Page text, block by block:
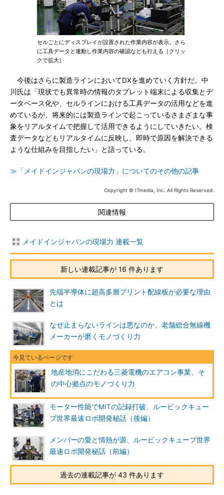
セルごとにディスプレイが設置された作業内容が表示。さら
に工具データと連動し作業内容の確認なども行える［クリッ
クで拡大］
今後はさらに製造ラインにおいてDXを進めていく方針だ。中
川氏は「現状でも異常時の情報のタブレット端末による収集とデ
ータベース化や、セルラインにおける工具データの活用などを進
めているが、将来的には製造ラインで起こっているさまざまな事
象をリアルタイムで把握して活用できるようにしていきたい。検
査データなどもリアルタイムに反映し、即時で原因を解決できる
ような仕組みを目指したい」と語っている。
≫「メイドインジャパンの現場力」についてのその他の記事
Copyright © ITmedia, Inc. All Rights Reserved.
関連情報
メイドインジャパンの現場力 連載一覧
新しい連載記事が 16 件あります
先端半導体に超高多層プリント配線板が必要な理由
とは
なぜ止まらないラインは悪なのか、老舗総合無線機
メーカーが磨くモノづくり力
地産地消にこだわる三菱電機のエアコン事業、そ
の中心拠点のモノづくり力
モーター性能でMITの記録打破、ルービックキュー
ブ世界最速ロボ開発秘話（後編）
メンバーの愛と情熱が源、ルービックキューブ世界
最速ロボ開発秘話（前編）
過去の連載記事が 43 件あります